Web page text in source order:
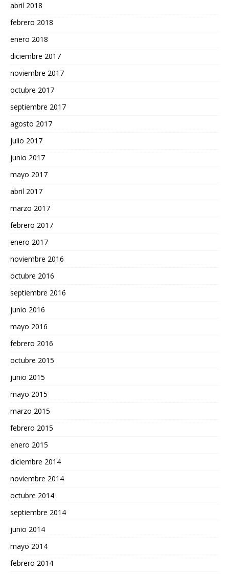
abril 2018
febrero 2018
enero 2018
diciembre 2017
noviembre 2017
octubre 2017
septiembre 2017
agosto 2017
julio 2017
junio 2017
mayo 2017
abril 2017
marzo 2017
febrero 2017
enero 2017
noviembre 2016
octubre 2016
septiembre 2016
junio 2016
mayo 2016
febrero 2016
octubre 2015
junio 2015
mayo 2015
marzo 2015
febrero 2015
enero 2015
diciembre 2014
noviembre 2014
octubre 2014
septiembre 2014
junio 2014
mayo 2014
febrero 2014